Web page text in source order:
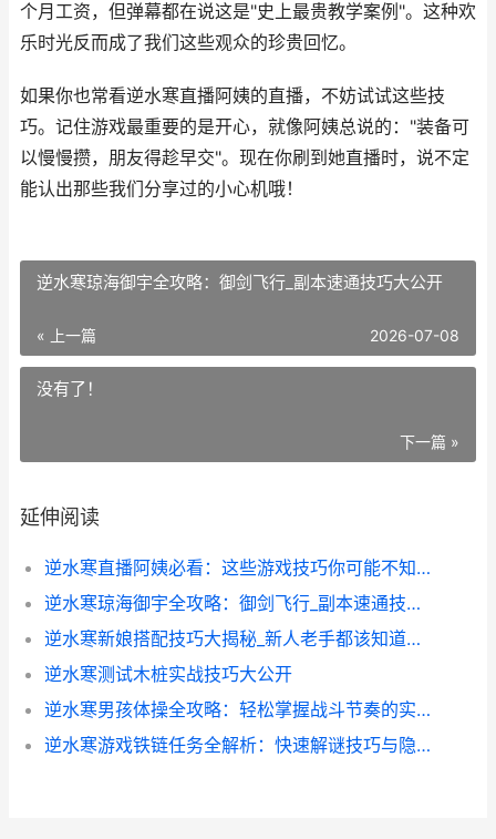
个月工资，但弹幕都在说这是"史上最贵教学案例"。这种欢
乐时光反而成了我们这些观众的珍贵回忆。
如果你也常看逆水寒直播阿姨的直播，不妨试试这些技
巧。记住游戏最重要的是开心，就像阿姨总说的："装备可
以慢慢攒，朋友得趁早交"。现在你刷到她直播时，说不定
能认出那些我们分享过的小心机哦！
逆水寒琼海御宇全攻略：御剑飞行_副本速通技巧大公开
« 上一篇 2026-07-08
没有了！
下一篇 »
延伸阅读
逆水寒直播阿姨必看：这些游戏技巧你可能不知道_
逆水寒琼海御宇全攻略：御剑飞行_副本速通技巧大公开
逆水寒新娘搭配技巧大揭秘_新人老手都该知道的婚宴攻略
逆水寒测试木桩实战技巧大公开
逆水寒男孩体操全攻略：轻松掌握战斗节奏的实战技巧
逆水寒游戏铁链任务全解析：快速解谜技巧与隐藏奖励